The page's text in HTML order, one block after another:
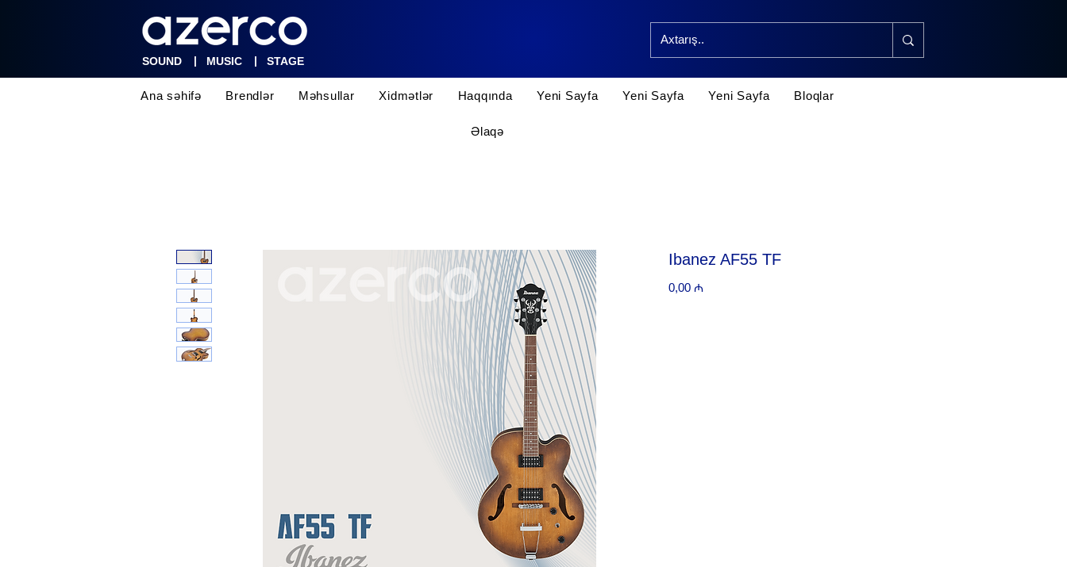
SOUND | MUSIC | STAGE
Ana səhifə Brendlər Məhsullar Xidmətlər Haqqında Yeni Sayfa Yeni Sayfa Yeni Sayfa Bloqlar
Əlaqə
Ibanez AF55 TF
0,00 ₼Price